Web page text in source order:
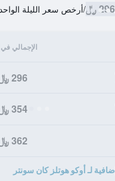
296 ﷼ /أرخص سعر الليلة
الإجمالي في
296 ﷼
354 ﷼
362 ﷼